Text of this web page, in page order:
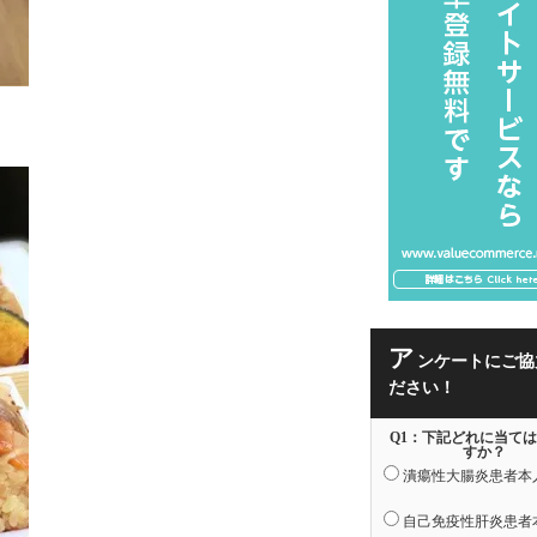
ア ンケートにご
ださい！
Q1：下記どれに当て
すか？
潰瘍性大腸炎患者本
自己免疫性肝炎患者